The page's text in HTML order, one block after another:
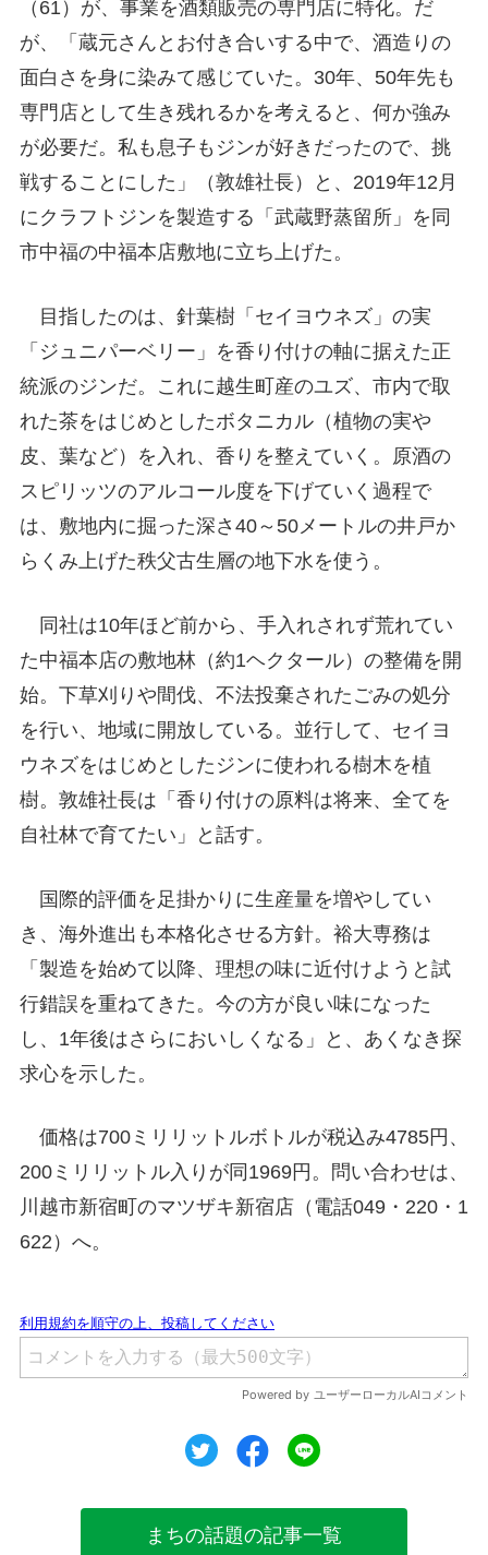
（61）が、事業を酒類販売の専門店に特化。だ
が、「蔵元さんとお付き合いする中で、酒造りの
面白さを身に染みて感じていた。30年、50年先も
専門店として生き残れるかを考えると、何か強み
が必要だ。私も息子もジンが好きだったので、挑
戦することにした」（敦雄社長）と、2019年12月
にクラフトジンを製造する「武蔵野蒸留所」を同
市中福の中福本店敷地に立ち上げた。
目指したのは、針葉樹「セイヨウネズ」の実
「ジュニパーベリー」を香り付けの軸に据えた正
統派のジンだ。これに越生町産のユズ、市内で取
れた茶をはじめとしたボタニカル（植物の実や
皮、葉など）を入れ、香りを整えていく。原酒の
スピリッツのアルコール度を下げていく過程で
は、敷地内に掘った深さ40～50メートルの井戸か
らくみ上げた秩父古生層の地下水を使う。
同社は10年ほど前から、手入れされず荒れてい
た中福本店の敷地林（約1ヘクタール）の整備を開
始。下草刈りや間伐、不法投棄されたごみの処分
を行い、地域に開放している。並行して、セイヨ
ウネズをはじめとしたジンに使われる樹木を植
樹。敦雄社長は「香り付けの原料は将来、全てを
自社林で育てたい」と話す。
国際的評価を足掛かりに生産量を増やしてい
き、海外進出も本格化させる方針。裕大専務は
「製造を始めて以降、理想の味に近付けようと試
行錯誤を重ねてきた。今の方が良い味になった
し、1年後はさらにおいしくなる」と、あくなき探
求心を示した。
価格は700ミリリットルボトルが税込み4785円、
200ミリリットル入りが同1969円。問い合わせは、
川越市新宿町のマツザキ新宿店（電話049・220・1
622）へ。
ツイートシェア
まちの話題の記事一覧